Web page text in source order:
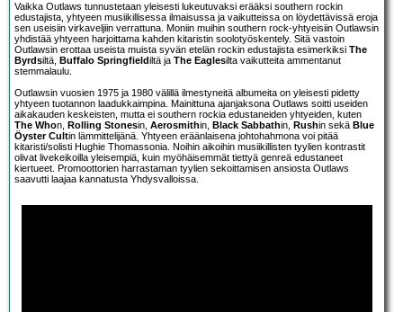
Vaikka Outlaws tunnustetaan yleisesti lukeutuvaksi erääksi southern rockin
edustajista, yhtyeen musiikillisessa ilmaisussa ja vaikutteissa on löydettävissä eroja
sen useisiin virkaveljiin verrattuna. Moniin muihin southern rock-yhtyeisiin Outlawsin
yhdistää yhtyeen harjoittama kahden kitaristin soolotyöskentely. Sitä vastoin
Outlawsin erottaa useista muista syvän etelän rockin edustajista esimerkiksi The
Byrdsiltä, Buffalo Springfieldiltä ja The Eaglesilta vaikutteita ammentanut
stemmalaulu.
Outlawsin vuosien 1975 ja 1980 välillä ilmestyneitä albumeita on yleisesti pidetty
yhtyeen tuotannon laadukkaimpina. Mainittuna ajanjaksona Outlaws soitti useiden
aikakauden keskeisten, mutta ei southern rockia edustaneiden yhtyeiden, kuten
The Whon, Rolling Stonesin, Aerosmithin, Black Sabbathin, Rushin sekä Blue
Öyster Cultin lämmittelijänä. Yhtyeen eräänlaisena johtohahmona voi pitää
kitaristi/solisti Hughie Thomassonia. Noihin aikoihin musiikillisten tyylien kontrastit
olivat livekeikoilla yleisempiä, kuin myöhäisemmät tiettyä genreä edustaneet
kiertueet. Promoottorien harrastaman tyylien sekoittamisen ansiosta Outlaws
saavutti laajaa kannatusta Yhdysvalloissa.